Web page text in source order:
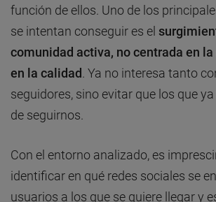
función de ellos. Uno de los
se intentan conseguir es el
comunidad activa, no centrada en
en la calidad . Ya no interesa tanto
seguidores, sino evitar que los que
de seguirnos.
Con el entorno analizado, es
identificar en qué redes sociales se
usuarios a los que se quiere llegar y